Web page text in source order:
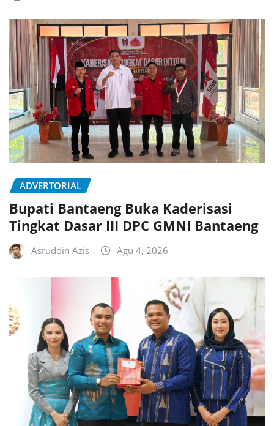
ADVERTORIAL
Bupati Bantaeng Buka Kaderisasi
Tingkat Dasar III DPC GMNI Bantaeng
Asruddin Azis Agu 4, 2026